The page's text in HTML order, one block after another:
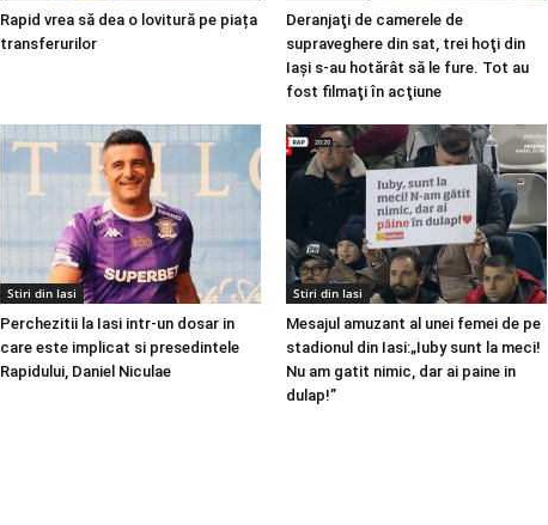
Rapid vrea să dea o lovitură pe piața
transferurilor
Deranjaţi de camerele de
supraveghere din sat, trei hoţi din
Iaşi s-au hotărât să le fure. Tot au
fost filmaţi în acţiune
Stiri din Iasi
Perchezitii la Iasi intr-un dosar in
care este implicat si presedintele
Rapidului, Daniel Niculae
Stiri din Iasi
Mesajul amuzant al unei femei de pe
stadionul din Iasi:„Iuby sunt la meci!
Nu am gatit nimic, dar ai paine in
dulap!”